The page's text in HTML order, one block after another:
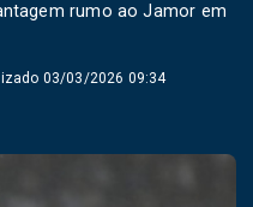
rumo ao Jamor em
03/03/2026 09:34